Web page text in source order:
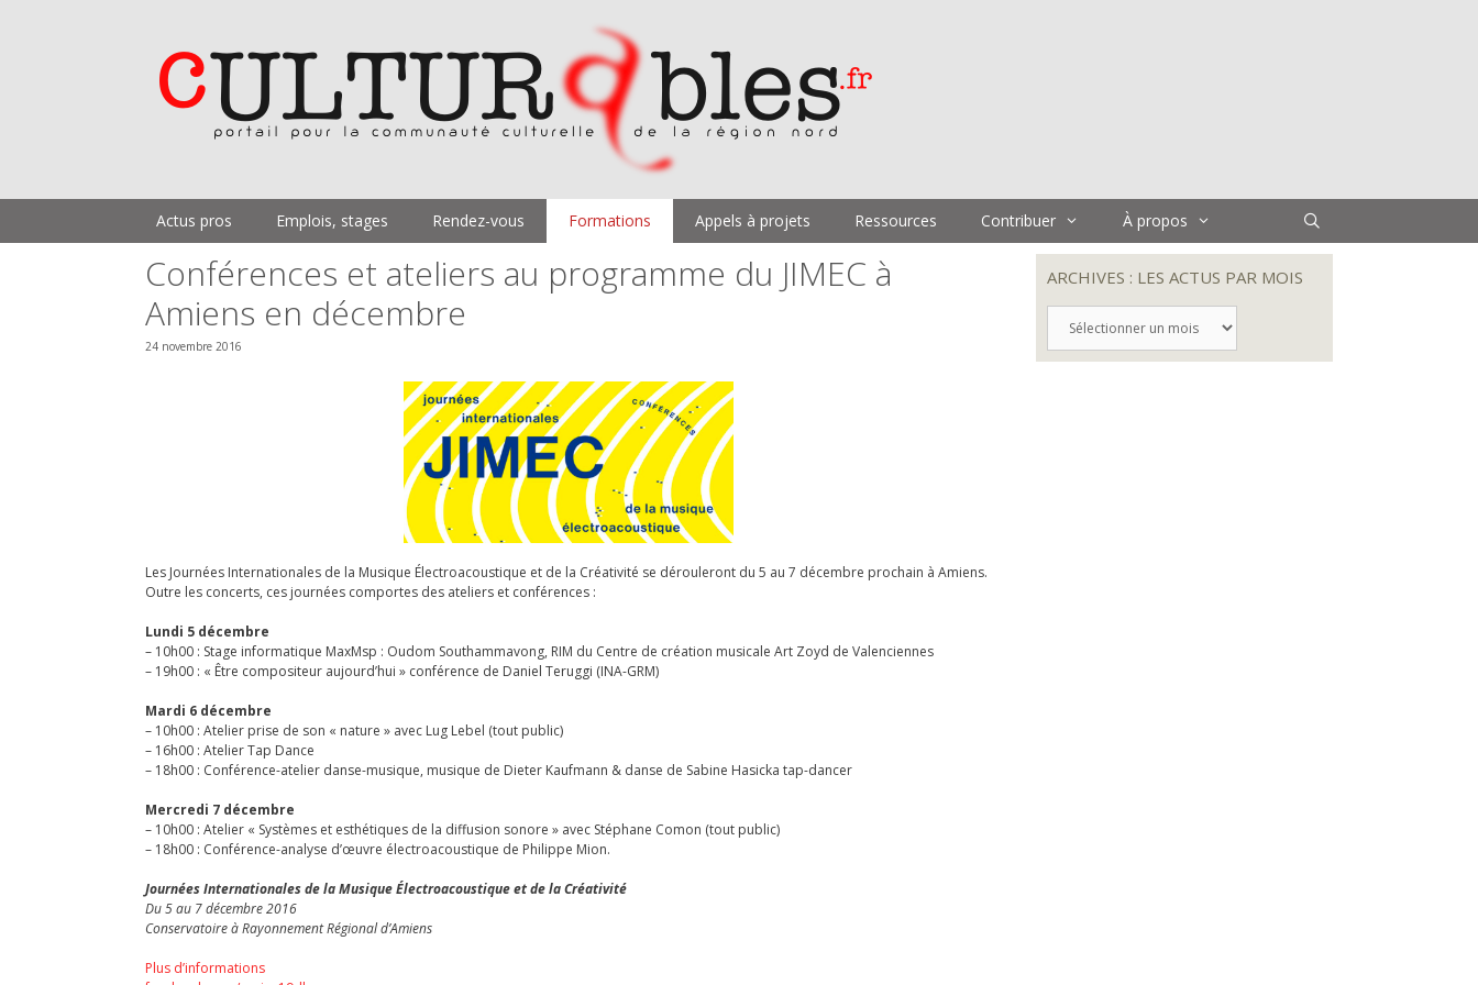
Actus pros Emplois, stages Rendez-vous Formations Appels à projets Ressources Contribuer À propos
Conférences et ateliers au programme du JIMEC à
Amiens en décembre
24 novembre 2016
Les Journées Internationales de la Musique Électroacoustique et de la Créativité se dérouleront du 5 au 7 décembre prochain à Amiens.
Outre les concerts, ces journées comportes des ateliers et conférences :
Lundi 5 décembre
– 10h00 : Stage informatique MaxMsp : Oudom Southammavong, RIM du Centre de création musicale Art Zoyd de Valenciennes
– 19h00 : « Être compositeur aujourd’hui » conférence de Daniel Teruggi (INA-GRM)
Mardi 6 décembre
– 10h00 : Atelier prise de son « nature » avec Lug Lebel (tout public)
– 16h00 : Atelier Tap Dance
– 18h00 : Conférence-atelier danse-musique, musique de Dieter Kaufmann & danse de Sabine Hasicka tap-dancer
Mercredi 7 décembre
– 10h00 : Atelier « Systèmes et esthétiques de la diffusion sonore » avec Stéphane Comon (tout public)
– 18h00 : Conférence-analyse d’œuvre électroacoustique de Philippe Mion.
Journées Internationales de la Musique Électroacoustique et de la Créativité
Du 5 au 7 décembre 2016
Conservatoire à Rayonnement Régional d’Amiens
Plus d’informations
ARCHIVES : LES ACTUS PAR MOIS
LES